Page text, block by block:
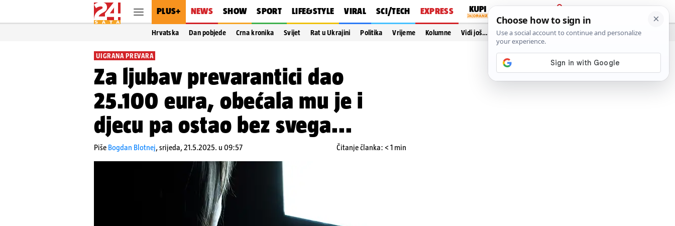
PLUS+ NEWS SHOW SPORT LIFE&STYLE VIRAL SCI/TECH EXPRESS
PRIJAVA
Hrvatska Dan pobjede Crna kronika Svijet Rat u Ukrajini Politika Vrijeme Kolumne Vidi još…
UIGRANA PREVARA
Za ljubav prevarantici dao
25.100 eura, obećala mu je i
djecu pa ostao bez svega...
Piše Bogdan Blotnej,srijeda, 21.5.2025. u 09:57 Čitanje članka: < 1 min